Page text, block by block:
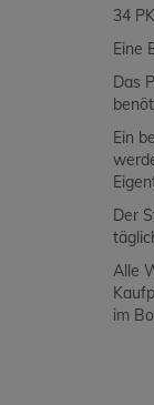
34
Eine
Das
Ein
Der
Alle
im